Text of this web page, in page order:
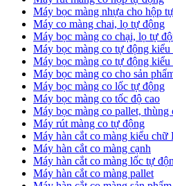
Máy bọc màng nhựa cho hộp
Máy co màng chai, lọ tự động
Máy bọc màng co chại, lọ tự
Máy bọc màng co tự động
Máy bọc màng co tự động kiểu
Máy bọc màng co cho sản
Máy bọc màng co lốc tự động
​Máy bọc màng co tốc độ cao
Máy bọc màng co pallet, thùng
​Máy rút màng co tự động
​Máy hàn cắt co màng kiểu chữ
​Máy hàn cắt co màng cạnh
​Máy hàn cắt co màng lốc tự
​Máy hàn cắt co màng pallet